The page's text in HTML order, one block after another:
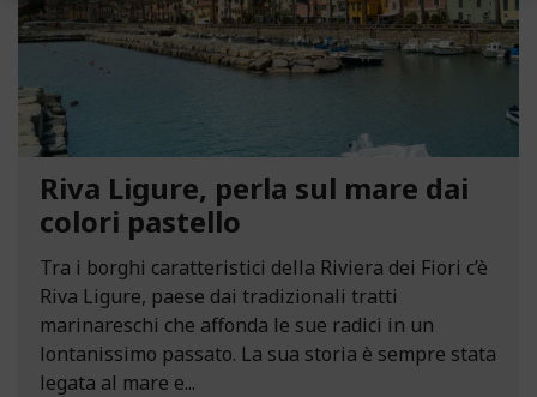
Riva Ligure, perla sul mare dai
colori pastello
Tra i borghi caratteristici della Riviera dei Fiori c’è
Riva Ligure, paese dai tradizionali tratti
marinareschi che affonda le sue radici in un
lontanissimo passato. La sua storia è sempre stata
legata al mare e...